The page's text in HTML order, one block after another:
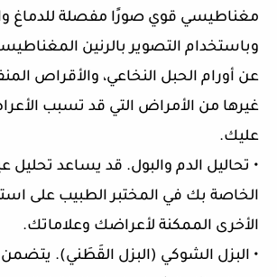
مغناطيسي قوي صورًا مفصلة للدماغ
وباستخدام التصوير بالرنين
عن أورام الحبل النخاعي، والأقراص
غيرها من الأمراض التي قد تسبب
عليك.
• تحاليل الدم والبول. قد يساعد تحليل
الخاصة بك في المختبر الطبيب على
الأخرى الممكنة لأعراضك وعلاماتك.
• البزل الشوكي (البزل القَطَني).